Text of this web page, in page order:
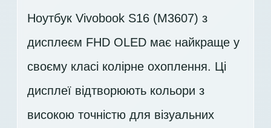
Ноутбук Vivobook S16 (M3607) з
дисплеєм FHD OLED має найкраще у
своєму класі колірне охоплення. Ці
дисплеї відтворюють кольори з
високою точністю для візуальних